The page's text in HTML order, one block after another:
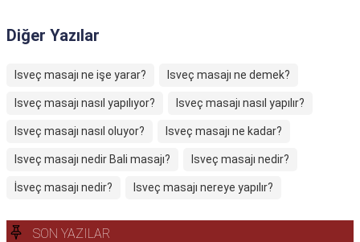
Diğer Yazılar
Isveç masajı ne işe yarar? Isveç masajı ne demek?
Isveç masajı nasıl yapılıyor? Isveç masajı nasıl yapılır?
Isveç masajı nasıl oluyor? Isveç masajı ne kadar?
Isveç masajı nedir Bali masajı? Isveç masajı nedir?
İsveç masajı nedir? Isveç masajı nereye yapılır?
SON YAZILAR